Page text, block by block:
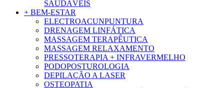
SAUDÁVEIS
+ BEM-ESTAR
ELECTROACUNPUNTURA
DRENAGEM LINFÁTICA
MASSAGEM TERAPÊUTICA
MASSAGEM RELAXAMENTO
PRESSOTERAPIA + INFRAVERMELHO
PODOPOSTUROLOGIA
DEPILAÇÃO A LASER
OSTEOPATIA